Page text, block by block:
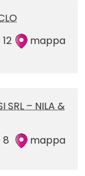
mappa
SRL – NILA &
8
mappa